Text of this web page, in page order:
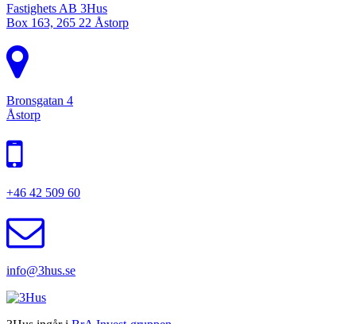
Fastighets AB 3Hus
Box 163, 265 22 Åstorp
Bronsgatan 4
Åstorp
+46 42 509 60
info@3hus.se